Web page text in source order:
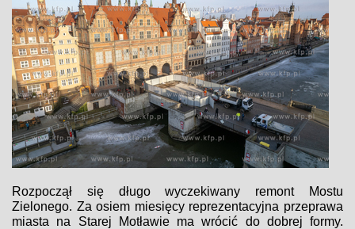
Rozpoczął się długo wyczekiwany remont Mostu
Zielonego. Za osiem miesięcy reprezentacyjna przeprawa
miasta na Starej Motławie ma wrócić do dobrej formy.